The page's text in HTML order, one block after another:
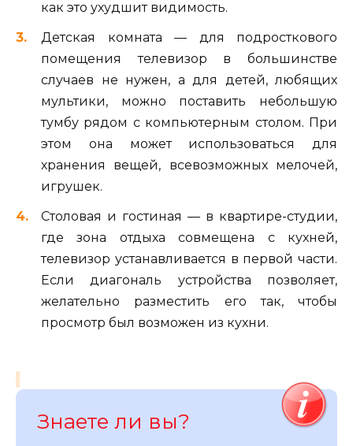
как это ухудшит видимость.
Детская комната — для подросткового
помещения телевизор в большинстве
случаев не нужен, а для детей, любящих
мультики, можно поставить небольшую
тумбу рядом с компьютерным столом. При
этом она может использоваться для
хранения вещей, всевозможных мелочей,
игрушек.
Столовая и гостиная — в квартире-студии,
где зона отдыха совмещена с кухней,
телевизор устанавливается в первой части.
Если диагональ устройства позволяет,
желательно разместить его так, чтобы
просмотр был возможен из кухни.
Знаете ли вы?